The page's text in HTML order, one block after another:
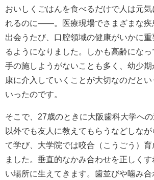
おいしくごはんを食べるだけで人は元
れるのに――。医療現場でさまざまな疾
出会うたび、口腔領域の健康がいかに重
るようになりました。しかも高齢にな
手の施しようがないことも多く、幼少
康に介入していくことが大切なのだと
いったのです。
そこで、27歳のときに大阪歯科大学へ
以外でも友人に教えてもらうなどしな
て学び、大学院では咬合（こうごう）育
ました。垂直的なかみ合わせを正しくす
い場所に生えてきます。歯並びや噛み